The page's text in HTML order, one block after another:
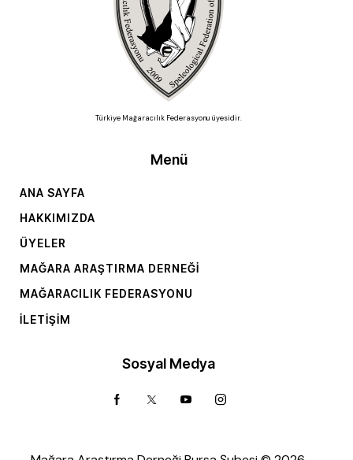
Türkiye Mağaracılık Federasyonu üyesidir.
Menü
ANA SAYFA
HAKKIMIZDA
ÜYELER
MAĞARA ARAŞTIRMA DERNEĞI
MAĞARACILIK FEDERASYONU
İLETIŞIM
Sosyal Medya